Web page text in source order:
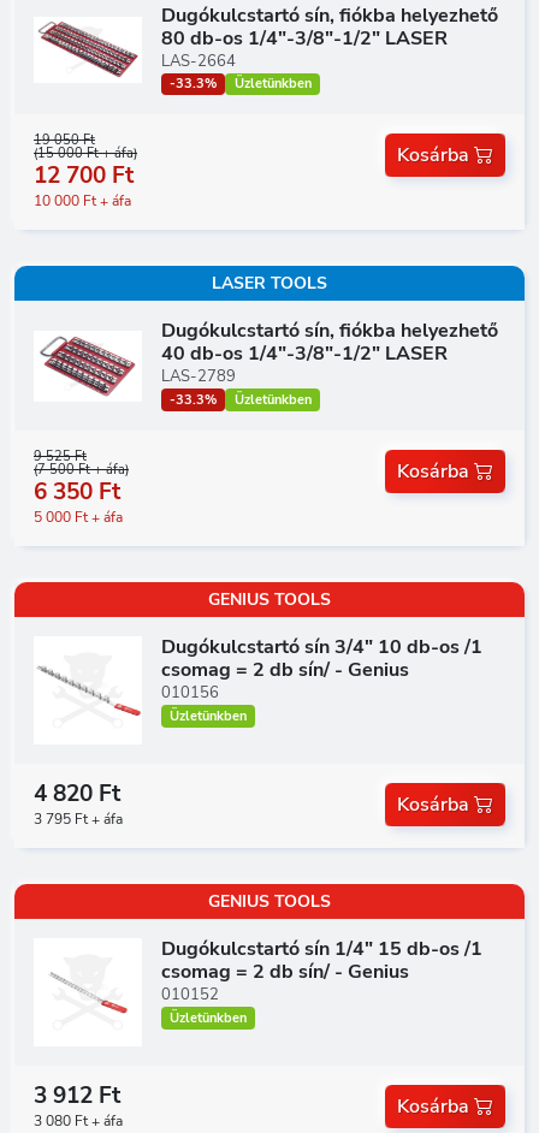
Dugókulcstartó sín, fiókba helyezhető
80 db-os 1/4"-3/8"-1/2" LASER
LAS-2664
-33.3% Üzletünkben
19 050 Ft
(15 000 Ft + áfa)
12 700 Ft
10 000 Ft + áfa
Kosárba
LASER TOOLS
Dugókulcstartó sín, fiókba helyezhető
40 db-os 1/4"-3/8"-1/2" LASER
LAS-2789
-33.3% Üzletünkben
9 525 Ft
(7 500 Ft + áfa)
6 350 Ft
5 000 Ft + áfa
Kosárba
GENIUS TOOLS
Dugókulcstartó sín 3/4" 10 db-os /1
csomag = 2 db sín/ - Genius
010156
Üzletünkben
4 820 Ft
3 795 Ft + áfa
Kosárba
GENIUS TOOLS
Dugókulcstartó sín 1/4" 15 db-os /1
csomag = 2 db sín/ - Genius
010152
Üzletünkben
3 912 Ft
3 080 Ft + áfa
Kosárba